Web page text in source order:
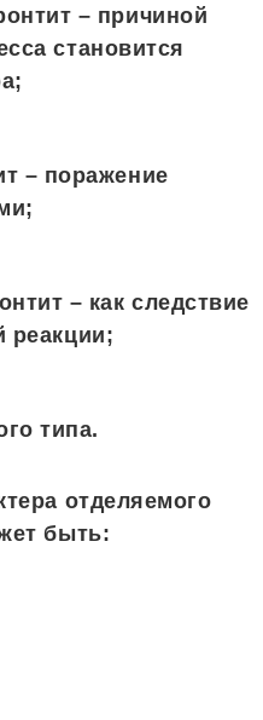
– причиной
становится
– поражение
– как следствие
реакции;
типа.
отделяемого
быть: